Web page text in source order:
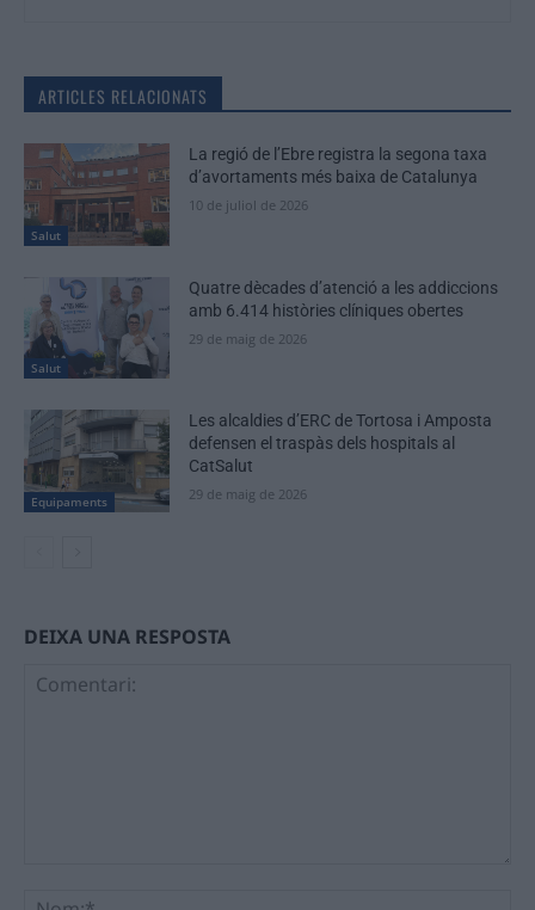
ARTICLES RELACIONATS
Salut
La regió de l’Ebre registra la segona taxa
d’avortaments més baixa de Catalunya
10 de juliol de 2026
Salut
Quatre dècades d’atenció a les addiccions
amb 6.414 històries clíniques obertes
29 de maig de 2026
Equipaments
Les alcaldies d’ERC de Tortosa i Amposta
defensen el traspàs dels hospitals al
CatSalut
29 de maig de 2026
DEIXA UNA RESPOSTA